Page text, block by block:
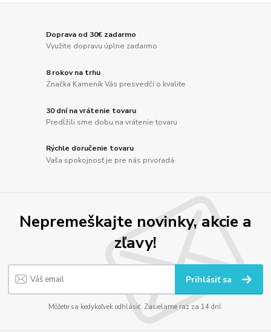
Doprava od 30€ zadarmo
Využite dopravu úplne zadarmo
8 rokov na trhu
Značka Kameník Vás presvedčí o kvalite
30 dní na vrátenie tovaru
Predĺžili sme dobu na vrátenie tovaru
Rýchle doručenie tovaru
Vaša spokojnosť je pre nás prvoradá
Nepremeškajte novinky, akcie a
zľavy!
Prihlásiť sa
Môžete sa kedykoľvek odhlásiť. Zasielame raz za 14 dní.